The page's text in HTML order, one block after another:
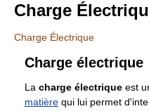
Charge
Charge Électrique
Charge électrique
La charge électrique est
matière qui lui permet